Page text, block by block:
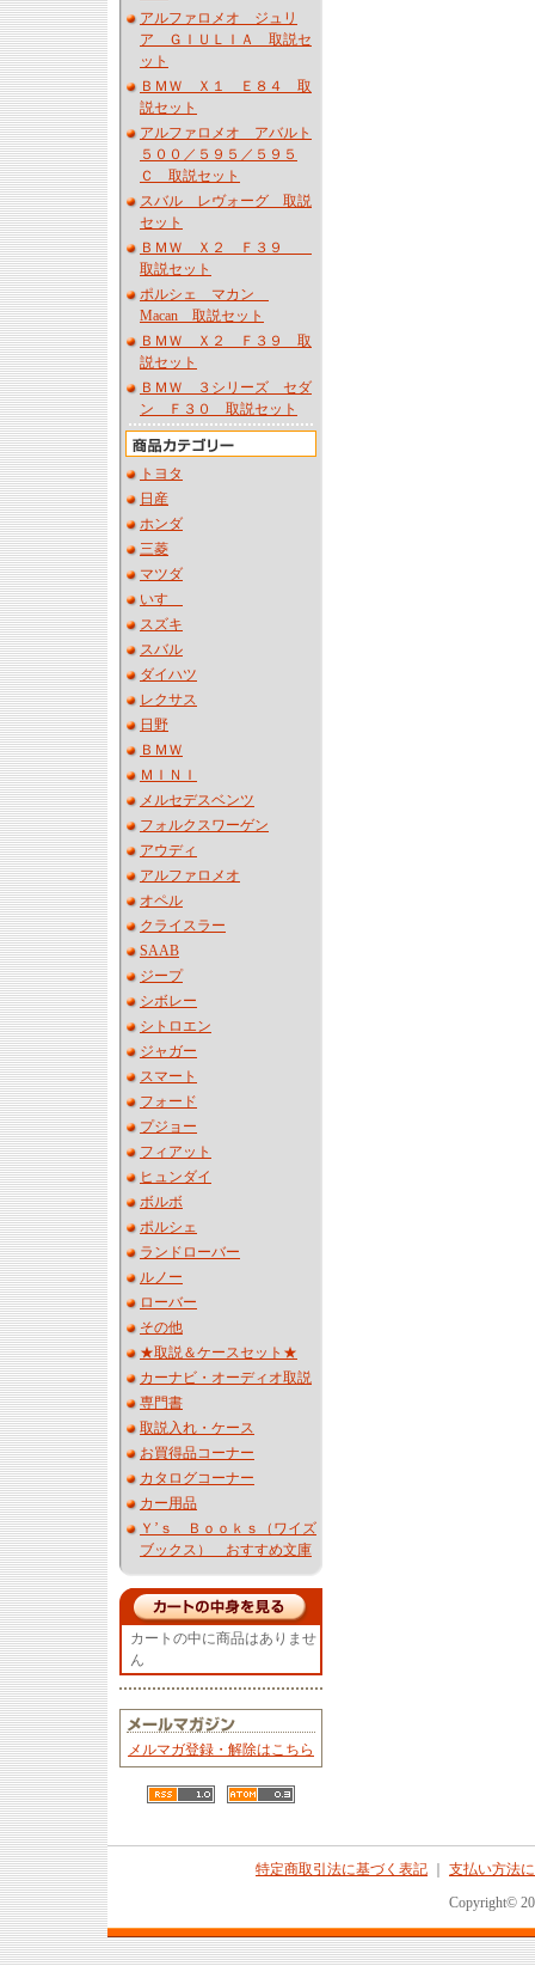
アルファロメオ ジュリ
ア ＧＩＵＬＩＡ 取説セ
ット
ＢＭＷ Ｘ１ Ｅ８４ 取
説セット
アルファロメオ アバルト
５００／５９５／５９５
Ｃ 取説セット
スバル レヴォーグ 取説
セット
ＢＭＷ Ｘ２ Ｆ３９
取説セット
ポルシェ マカン
Macan 取説セット
ＢＭＷ Ｘ２ Ｆ３９ 取
説セット
ＢＭＷ ３シリーズ セダ
ン Ｆ３０ 取説セット
トヨタ
日産
ホンダ
三菱
マツダ
いすゞ
スズキ
スバル
ダイハツ
レクサス
日野
ＢＭＷ
ＭＩＮＩ
メルセデスベンツ
フォルクスワーゲン
アウディ
アルファロメオ
オペル
クライスラー
SAAB
ジープ
シボレー
シトロエン
ジャガー
スマート
フォード
プジョー
フィアット
ヒュンダイ
ボルボ
ポルシェ
ランドローバー
ルノー
ローバー
その他
★取説＆ケースセット★
カーナビ・オーディオ取説
専門書
取説入れ・ケース
お買得品コーナー
カタログコーナー
カー用品
Ｙ’ｓ Ｂｏｏｋｓ（ワイズ
ブックス） おすすめ文庫
カートの中に商品はありませ
ん
メルマガ登録・解除はこちら
特定商取引法に基づく表記
支払い方法
Copyright©